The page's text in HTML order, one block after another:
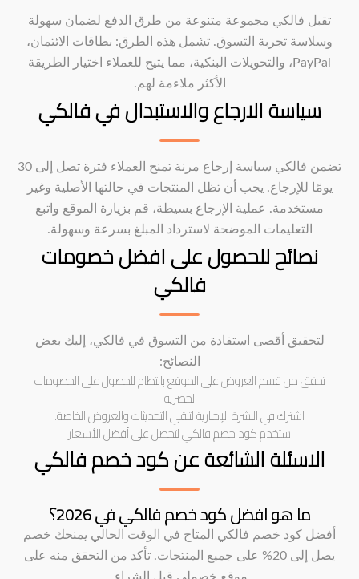
تقبل فالكي مجموعة متنوعة من طرق الدفع لضمان سهولة
وسلاسة تجربة التسوق. تشمل هذه الطرق: بطاقات الائتمان،
PayPal، والتحويلات البنكية، مما يتيح للعملاء اختيار الطريقة
الأكثر ملاءمة لهم.
سياسة الارجاع والاستبدال في فالكي
تضمن فالكي سياسة إرجاع مرنة تمنح العملاء فترة تصل إلى 30
يومًا للإرجاع. يجب أن تظل المنتجات في حالتها الأصلية وغير
مستخدمة. عملية الإرجاع بسيطة، قم بزيارة الموقع واتبع
التعليمات الموضحة لاسترداد المبلغ بسرعة وسهولة.
نصائح للحصول على افضل خصومات
فالكي
لتحقيق أقصى استفادة من التسوق في فالكي، إليك بعض
النصائح:
تحقق من قسم العروض على الموقع بانتظام للحصول على الخصومات
الحصرية.
اشترك في النشرة الإخبارية لتلقي التحديثات والعروض الخاصة.
استخدم كود خصم فالكي لتحصل على أفضل الأسعار.
الاسئلة الشائعة عن كود خصم فالكي
ما هو افضل كود خصم فالكي في 2026؟
أفضل كود خصم فالكي المتاح في الوقت الحالي يمنحك خصم
يصل إلى 20% على جميع المنتجات. تأكد من التحقق منه على